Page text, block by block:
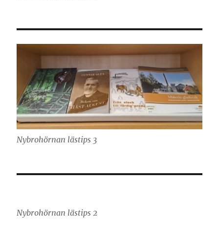
Nybrohörnan lästips 3
Nybrohörnan lästips 2